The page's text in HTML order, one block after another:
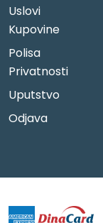
Uslovi
Kupovine
Polisa
Privatnosti
Uputstvo
Odjava